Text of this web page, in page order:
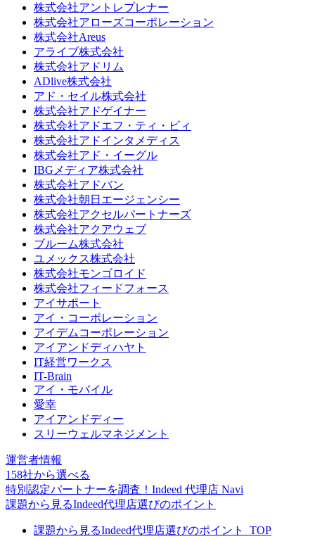
株式会社アントレプレナー
株式会社アローズコーポレーション
株式会社Areus
アライブ株式会社
株式会社アドリム
ADlive株式会社
アド・セイル株式会社
株式会社アドゲイナー
株式会社アドエフ・ティ・ビィ
株式会社アドインタメディス
株式会社アド・イーグル
IBGメディア株式会社
株式会社アドバン
株式会社朝日エージェンシー
株式会社アクセルパートナーズ
株式会社アクアウェブ
ブルーム株式会社
ユメックス株式会社
株式会社モンゴロイド
株式会社フィードフォース
アイサポート
アイ・コーポレーション
アイデムコーポレーション
アイアンドディハヤト
IT経営ワークス
IT-Brain
アイ・モバイル
愛幸
アイアンドディー
スリーウェルマネジメント
運営者情報
158社から選べる
特別認定パートナーを調査！ Indeed 代理店 Navi
課題から見るIndeed代理店選びのポイント
課題から見るIndeed代理店選びのポイント_TOP